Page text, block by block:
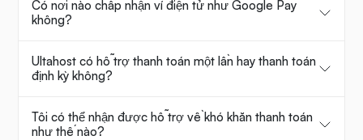
Có nơi nào chấp nhận ví điện tử như Google Pay
không?
Ultahost có hỗ trợ thanh toán một lần hay thanh toán
định kỳ không?
Tôi có thể nhận được hỗ trợ về khó khăn thanh toán
như thế nào?